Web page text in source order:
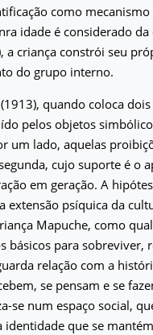
como
idade é considerado
a criança constrói seu
do grupo interno.
quando coloca
pelos objetos
um lado, aquelas
cujo suporte é o
em geração. A
psíquica da
Mapuche, como
básicos para sobreviver,
relação com a
se pensam e se
se num espaço social,
que se